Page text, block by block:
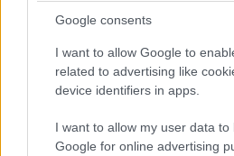
Google consents
I want to allow Google to
related to advertising like
device identifiers in apps.
I want to allow my user data to
Google for online advertising
Zobacz 57
MG już od dawna buduje